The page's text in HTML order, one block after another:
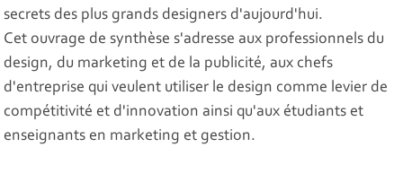
secrets des plus grands designers d'aujourd'hui.
Cet ouvrage de synthèse s'adresse aux professionnels du
design, du marketing et de la publicité, aux chefs
d'entreprise qui veulent utiliser le design comme levier de
compétitivité et d'innovation ainsi qu'aux étudiants et
enseignants en marketing et gestion.